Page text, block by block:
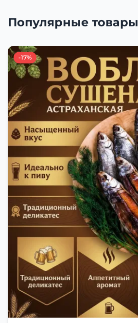
Популярные товары
-17%